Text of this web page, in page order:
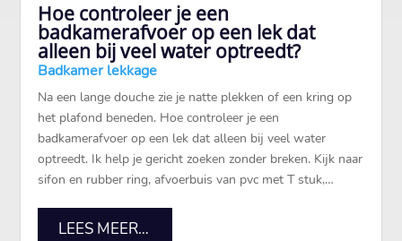
Hoe controleer je een
badkamerafvoer op een lek dat
alleen bij veel water optreedt?
Badkamer lekkage
Na een lange douche zie je natte plekken of een kring op
het plafond beneden. Hoe controleer je een
badkamerafvoer op een lek dat alleen bij veel water
optreedt. Ik help je gericht zoeken zonder breken. Kijk naar
sifon en rubber ring, afvoerbuis van pvc met T stuk,…
LEES MEER…